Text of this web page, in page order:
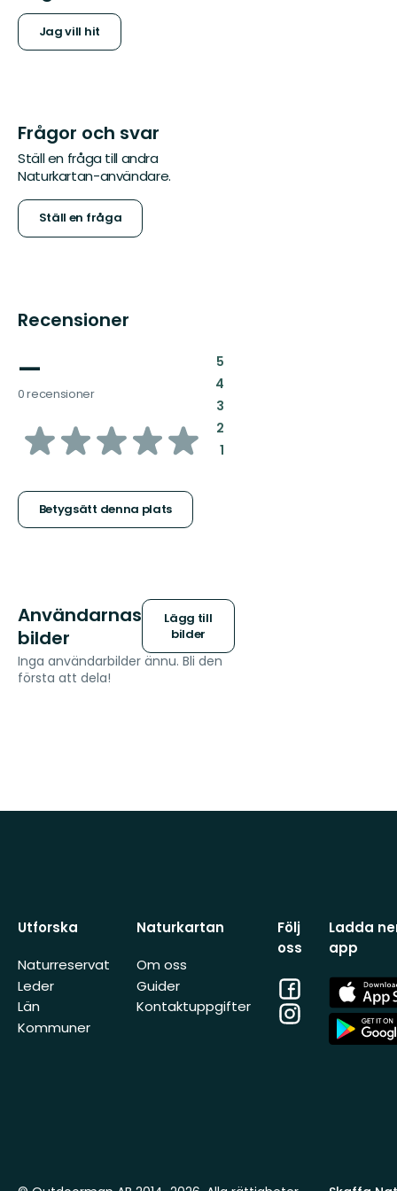
Jag vill hit
Frågor och svar
Ställ en fråga till andra
Naturkartan-användare.
Ställ en fråga
Recensioner
—
0 recensioner
av
stjärnor
Betygsätt denna plats
5:
4:
3:
2:
1:
Användarnas
bilder
Lägg till
bilder
Inga användarbilder ännu. Bli den
första att dela!
Utforska
Naturreservat
Leder
Län
Kommuner
Naturkartan
Om oss
Guider
Kontaktuppgifter
Följ
oss
Facebook
Instagram
Ladda
app
App
Store
App
Store